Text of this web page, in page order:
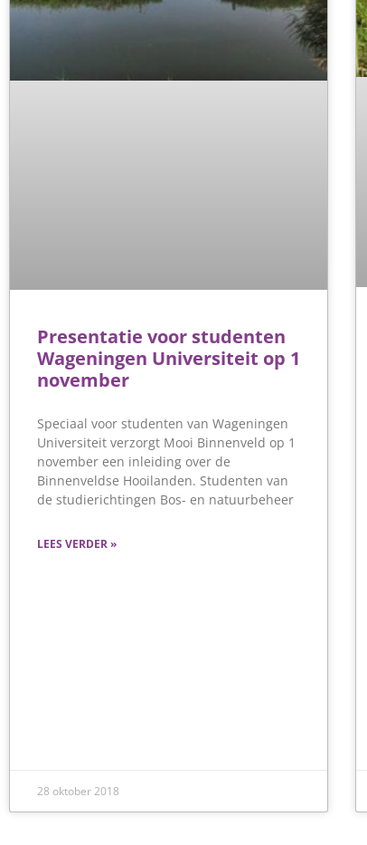
Presentatie voor studenten
Wageningen Universiteit op 1
november
Speciaal voor studenten van Wageningen
Universiteit verzorgt Mooi Binnenveld op 1
november een inleiding over de
Binnenveldse Hooilanden. Studenten van
de studierichtingen Bos- en natuurbeheer
LEES VERDER »
28 oktober 2018